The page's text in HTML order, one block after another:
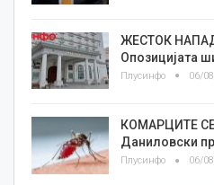
ЖЕСТОК
Опозицијата
Плусинфо 06/
КОМАРЦИТЕ
Даниловски
Плусинфо 06/